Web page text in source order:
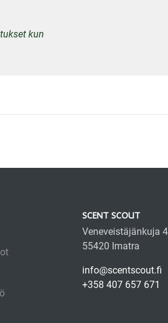
kun
SCENT SCOUT
Veneveistäjänkuja 4
55420 Imatra
info@scentscout.fi
+358 407 657 671